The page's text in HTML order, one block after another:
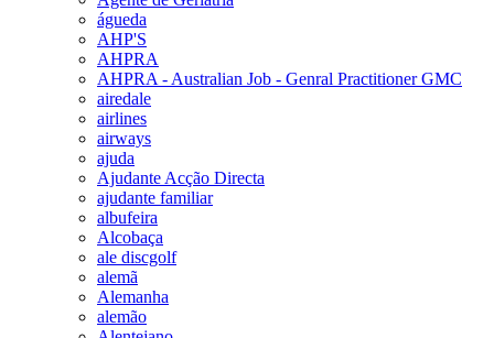
águeda
AHP'S
AHPRA
AHPRA - Australian Job - Genral Practitioner GMC
airedale
airlines
airways
ajuda
Ajudante Acção Directa
ajudante familiar
albufeira
Alcobaça
ale discgolf
alemã
Alemanha
alemão